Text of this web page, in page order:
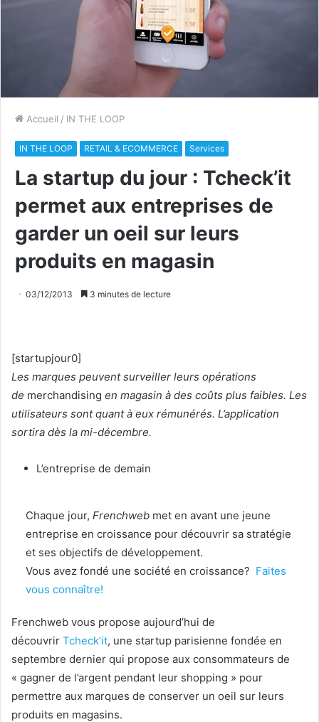
Accueil / IN THE LOOP
IN THE LOOP RETAIL & ECOMMERCE Services
La startup du jour : Tcheck’it
permet aux entreprises de
garder un oeil sur leurs
produits en magasin
03/12/2013 3 minutes de lecture
[startupjour0]
Les marques peuvent surveiller leurs opérations
de merchandising en magasin à des coûts plus faibles. Les
utilisateurs sont quant à eux rémunérés. L’application
sortira dès la mi-décembre.
L’entreprise de demain
Chaque jour, Frenchweb met en avant une jeune
entreprise en croissance pour découvrir sa stratégie
et ses objectifs de développement.
Vous avez fondé une société en croissance? Faites
vous connaître!
Frenchweb vous propose aujourd’hui de
découvrir Tcheck’it, une startup parisienne fondée en
septembre dernier qui propose aux consommateurs de
« gagner de l’argent pendant leur shopping » pour
permettre aux marques de conserver un oeil sur leurs
produits en magasins.